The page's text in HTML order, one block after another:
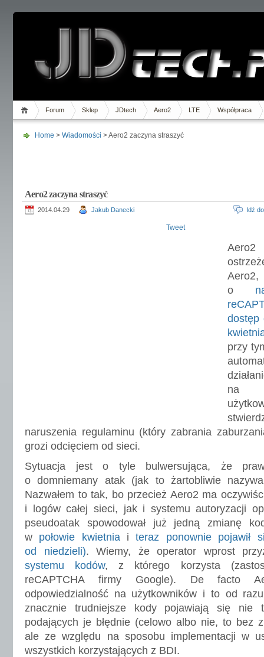
Forum Sklep JDtech Aero2 LTE Współpraca
Home > Wiadomości > Aero2 zaczyna straszyć
Aero2 zaczyna straszyć
2014.04.29 Jakub Danecki Idź
Tweet
o
dostęp
przy
na
naruszenia regulaminu (który zabrania
grozi odcięciem od sieci.
Sytuacja jest o tyle bulwersująca, że
o domniemany atak (jak to żartobliwie
Nazwałem to tak, bo przecież Aero2 ma
i logów całej sieci, jak i systemu autoryzacji
pseudoatak spowodował już jedną zmianę
w połowie kwietnia iteraz ponownie pojawił
od niedzieli). Wiemy, że operator wprost
systemu kodów, z którego korzysta
reCAPTCHA firmy Google). De facto
odpowiedzialność na użytkowników i to od
znacznie trudniejsze kody pojawiają się nie
podających je błędnie (celowo albo nie, to bez
ale ze względu na sposobu implementacji w
wszystkich korzystających z BDI.